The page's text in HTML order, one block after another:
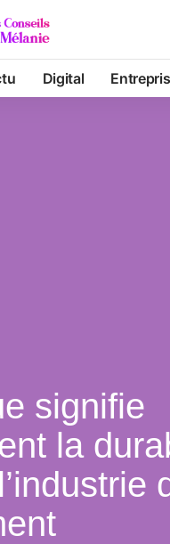
Digital
signifie
la